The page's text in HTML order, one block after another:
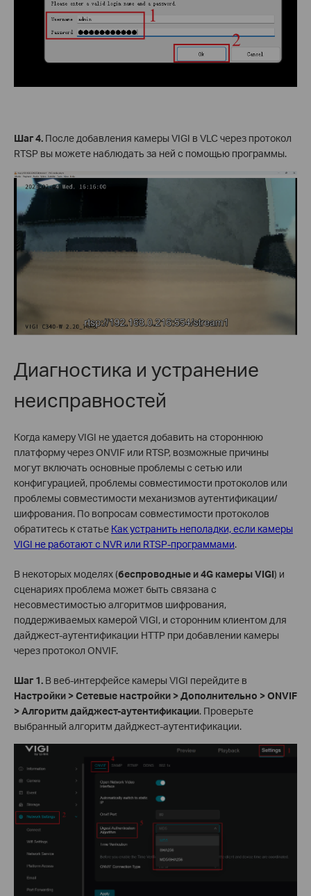
Шаг 4. После добавления камеры VIGI в VLC через протокол
RTSP вы можете наблюдать за ней с помощью программы.
Диагностика и устранение
неисправностей
Когда камеру VIGI не удается добавить на стороннюю
платформу через ONVIF или RTSP, возможные причины
могут включать основные проблемы с сетью или
конфигурацией, проблемы совместимости протоколов или
проблемы совместимости механизмов аутентификации/
шифрования. По вопросам совместимости протоколов
обратитесь к статье Как устранить неполадки, если камеры
VIGI не работают с NVR или RTSP-программами.
В некоторых моделях (беспроводные и 4G камеры VIGI) и
сценариях проблема может быть связана с
несовместимостью алгоритмов шифрования,
поддерживаемых камерой VIGI, и сторонним клиентом для
дайджест-аутентификации HTTP при добавлении камеры
через протокол ONVIF.
Шаг 1. В веб-интерфейсе камеры VIGI перейдите в
Настройки > Сетевые настройки > Дополнительно > ONVIF
> Алгоритм дайджест-аутентификации. Проверьте
выбранный алгоритм дайджест-аутентификации.